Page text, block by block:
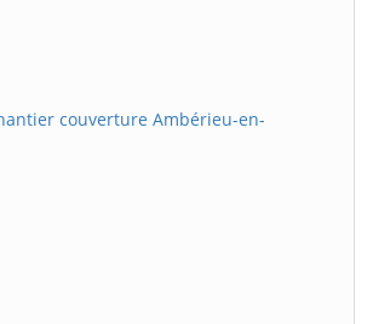
couverture Ambérieu-en-